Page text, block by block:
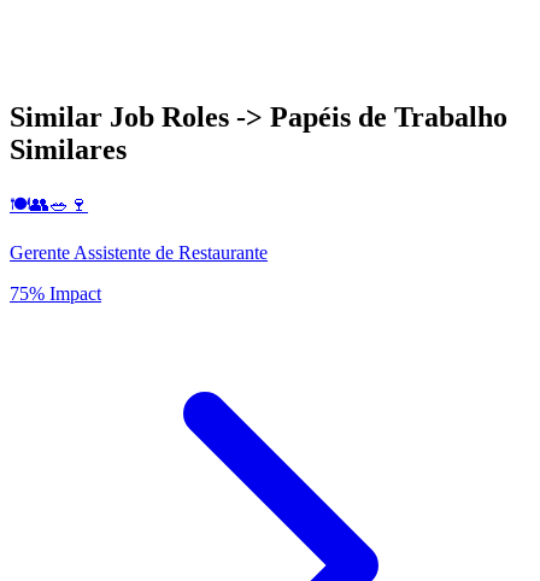
Similar Job Roles -> Papéis de Trabalho
Similares
🍽️👥🥗🍷
Gerente Assistente de Restaurante
75% Impact